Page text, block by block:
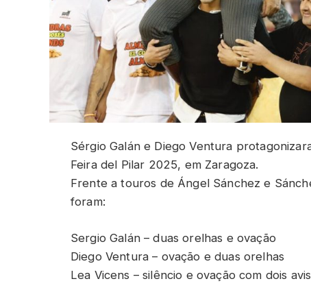
Sérgio Galán e Diego Ventura
Feira del Pilar 2025, em Zaragoza.
Frente a touros de Ángel Sánchez e
foram:
Sergio Galán – duas orelhas e ovação
Diego Ventura – ovação e duas orelhas
Lea Vicens – silêncio e ovação com dois